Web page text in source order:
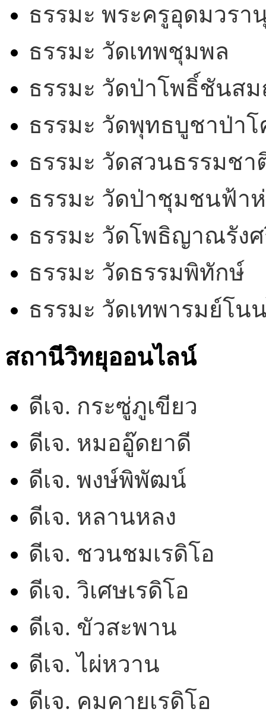
ธรรมะ พระครูอุดมวรา
ธรรมะ วัดเทพชุมพล
ธรรมะ วัดป่าโพธิ์ชันส
ธรรมะ วัดพุทธบูชาป่า
ธรรมะ วัดสวนธรรมช
ธรรมะ วัดป่าชุมชนฟ้า
ธรรมะ วัดโพธิญาณรัง
ธรรมะ วัดธรรมพิทักษ์
ธรรมะ วัดเทพารมย์โน
สถานีวิทยุออนไลน์
ดีเจ. กระซู่ภูเขียว
ดีเจ. หมออู๊ดยาดี
ดีเจ. พงษ์พิพัฒน์
ดีเจ. หลานหลง
ดีเจ. ชวนชมเรดิโอ
ดีเจ. วิเศษเรดิโอ
ดีเจ. ขัวสะพาน
ดีเจ. ไผ่หวาน
ดีเจ. คมคายเรดิโอ